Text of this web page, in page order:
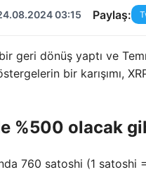
03:15 Paylaş:
geri dönüş yaptı ve
bir karışımı,
%500 olacak
760 satoshi (1